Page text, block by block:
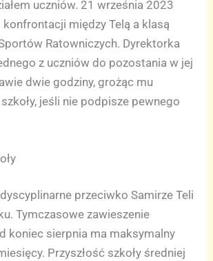
uczniów. 21 września 2023
konfrontacji między Telą a klasą
Ratowniczych. Dyrektorka
z uczniów do pozostania w jej
dwie godziny, grożąc mu
jeśli nie podpisze pewnego
przeciwko Samirze Teli
Tymczasowe zawieszenie
koniec sierpnia ma maksymalny
Przyszłość szkoły średniej